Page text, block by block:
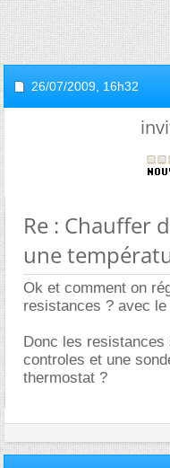
26/07/2009, 16h32
Re : Chauffer
une
Ok et comment on
resistances ? avec
Donc les
controles et une
thermostat ?